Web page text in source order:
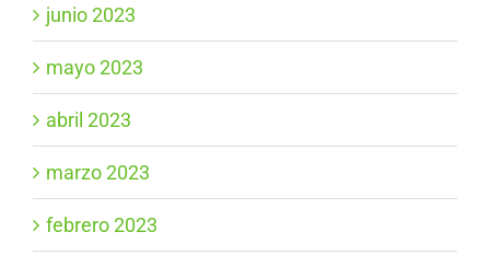
junio 2023
mayo 2023
abril 2023
marzo 2023
febrero 2023